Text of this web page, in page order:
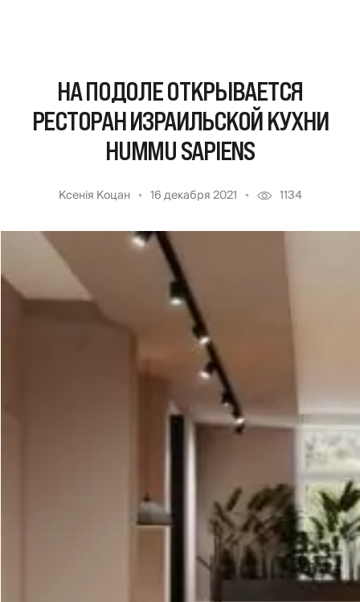
НА ПОДОЛЕ ОТКРЫВАЕТСЯ
РЕСТОРАН ИЗРАИЛЬСКОЙ КУХНИ
HUMMU SAPIENS
Ксенія Коцан 16 декабря 2021 1134